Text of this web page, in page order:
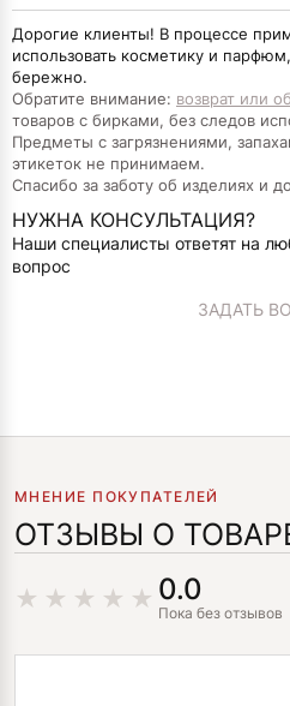
Дорогие клиенты! В процессе
использовать косметику и
бережно.
Обратите внимание: возврат или
товаров с бирками, без следов
Предметы с загрязнениями,
этикеток не принимаем.
Спасибо за заботу об изделиях и
НУЖНА КОНСУЛЬТАЦИЯ?
Наши специалисты ответят на
вопрос
ЗАДАТЬ
МНЕНИЕ ПОКУПАТЕЛЕЙ
ОТЗЫВЫ О
0.0
Пока без отзывов